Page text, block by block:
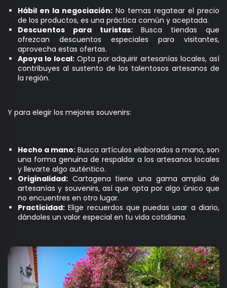
Hábil en la negociación: No temas regatear el precio
de los productos, es una práctica común y aceptada.
Descuentos para turistas:Busca tiendas que
ofrezcan descuentos especiales para visitantes,
aprovecha estas ofertas.
Apoya lo local:Opta por adquirir artesanías locales, así
contribuyes al sustento de los talentosos artesanos de
la región.
Y para elegir los mejores souvenirs:
Hecho a mano: Busca artículos elaborados a mano, son
una forma genuina de respaldar a los artesanos locales
y llevarte algo auténtico.
Originalidad: Cartagena tiene una gama amplia de
artesanías y souvenirs, así que opta por algo único que
no encuentres en otro lugar.
Practicidad: Elige recuerdos que puedas usar a diario,
dándoles un valor especial en tu vida cotidiana.